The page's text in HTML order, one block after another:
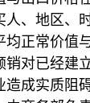
、地区、
正常价值
已经建立
成实质阻碍